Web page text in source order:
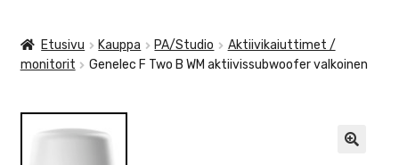
TARVIKKEET
SEKALAISET
Etusivu Kauppa PA/Studio
Aktiivikaiuttimet /
monitorit
Genelec F Two B WM aktiivissubwoofer valkoinen